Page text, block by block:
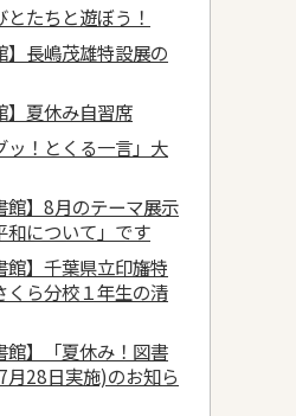
たちと遊ぼう！
】長嶋茂雄特設展の
】夏休み自習席
ッ！とくる一言」大
館】8月のテーマ展示
和について」です
館】千葉県立印旛特
くら分校１年生の清
館】「夏休み！図書
月28日実施)のお知ら